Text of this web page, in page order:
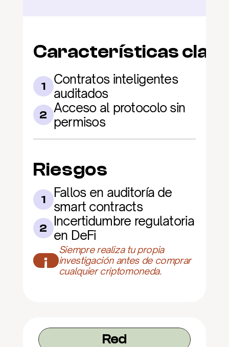
Características
1
Contratos inteligentes
auditados
2 Acceso al protocolo sin
permisos
Riesgos
1
Fallos en auditoría de
smart contracts
2 Incertidumbre regulatoria
en DeFi
¡
Siempre realiza tu propia
investigación antes de comprar
cualquier criptomoneda.
Red